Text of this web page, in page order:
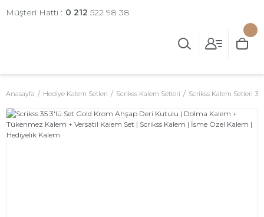
Müşteri Hattı : 0 212 522 98 38
Anasayfa Hediye Kalem Setleri Scrikss Kalem Setleri Scrikss Kalem Setleri